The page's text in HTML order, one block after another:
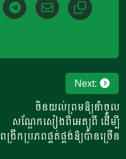
Next:
ចិនយល់ព្រមឱ្យនាំចូល
សណ្តែកសៀងពីអេត្យូពី ដើម្បី
ពង្រីកប្រភពផ្គត់ផ្គង់ឱ្យបានច្រើន